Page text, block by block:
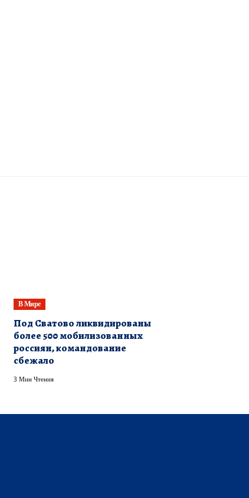
В Мире
Под Сватово ликвидированы
более 500 мобилизованных
россиян, командование
сбежало
3 Мин Чтения